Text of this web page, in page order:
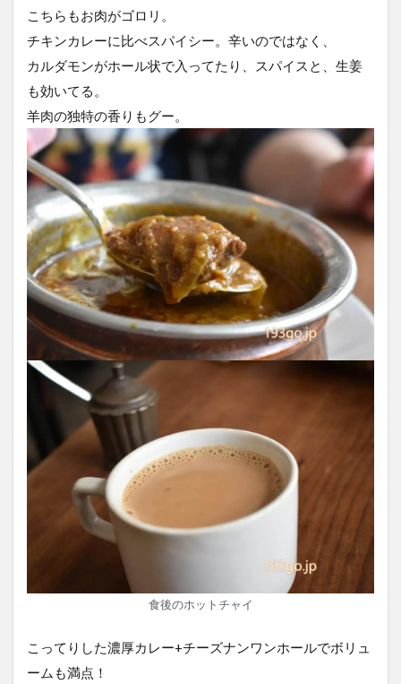
こちらもお肉がゴロリ。
チキンカレーに比べスパイシー。辛いのではなく、
カルダモンがホール状で入ってたり、スパイスと、生姜
も効いてる。
羊肉の独特の香りもグー。
食後のホットチャイ
こってりした濃厚カレー+チーズナンワンホールでボリュ
ームも満点！